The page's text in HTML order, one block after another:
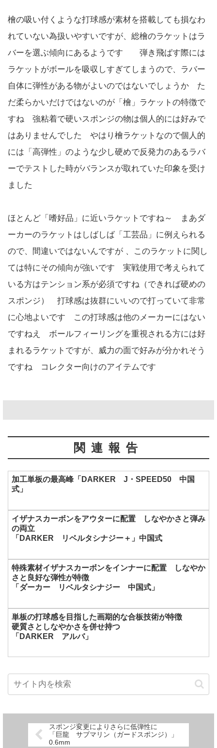
檜の吸い付くような打球感が素材を搭載しても損なわ
れていない為扱いやすいですが、総檜のラケットはラ
バーを選ぶ傾向にあるようです 弾き飛ばす際には
ラケットがボールを吸収しすぎてしまうので、ラバー
自体に弾性がある物がよいのではないでしょうか た
だ柔らかいだけではないのが「檜」ラケットの特徴で
すね 強粘着で硬いスポンジの物は個人的には好みで
はありませんでした やはり檜ラケットなので個人的
には「高弾性」のような少し硬めで反発力のあるラバ
ーでテストした時がバランスが取れていた印象を受け
ました
ほとんど「嗜好品」に近いラケットですね～ まあダ
ーカーのラケットはしばしば「工芸品」に例えられる
ので、間違いではないんですが 、このラケットに関し
ては特にその傾向が強いです 実戦使用で考えられて
いる方はテンション系が必須ですね（できれば硬めの
スポンジ） 打球感は抜群にいいので打っていて非常
に心地よいです この打球感は他のメーカーにはない
ですねえ ボールフィーリングを重視される方には好
まれるラケットですが、威力の面で好みが分かれそう
ですね コレクター向けのアイテムです
関連報告
加工単板の最高峰「DARKER J・SPEED50 中国
式」
イザナスカーボンをアウターに配置 しなやかさと弾み
の両立
「DARKER リベルタシナジー＋」中国式
特殊素材イザナスカーボンをインナーに配置 しなやか
さと良好な弾性が特徴
「ダーカー リベルタシナジー 中国式」
単板の打球感を目指した画期的な合板技術が特徴
硬質さとしなやかさを併せ持つ
「DARKER アルバ」
スポンジ変更によりさらに低弾性に
「巨龍 サブマリン（ガードスポンジ）」
0.6mm